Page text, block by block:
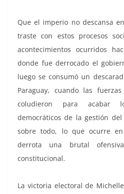
Que el imperio no descansa
traste con estos procesos
acontecimientos ocurridos
donde fue derrocado el
luego se consumó un
Paraguay, cuando las
coludieron para acabar
democráticos de la gestión del
sobre todo, lo que ocurre en
derrota una brutal
constitucional.
La victoria electoral de